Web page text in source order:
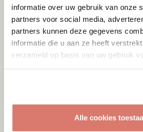
informatie over uw gebruik van onze
partners voor social media,
partners kunnen deze gegevens
informatie die u aan ze heeft
verzameld op basis van uw gebruik
Alle cookies